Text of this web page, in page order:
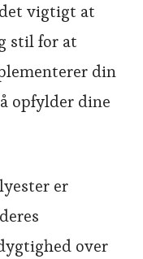
vigtigt at
stil for at
din
opfylder dine
er
over